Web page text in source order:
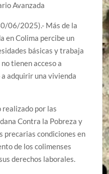
Avanzada
06/2025).- Más de la
en Colima percibe un
básicas y trabaja
tienen acceso a
adquirir una vivienda
por las
Contra la Pobreza y
precarias condiciones en
de los colimenses
derechos laborales.